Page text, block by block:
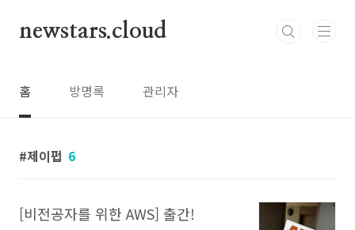
newstars.cloud
홈 방명록 관리자
제이펍 6
[비전공자를 위한 AWS] 출간!